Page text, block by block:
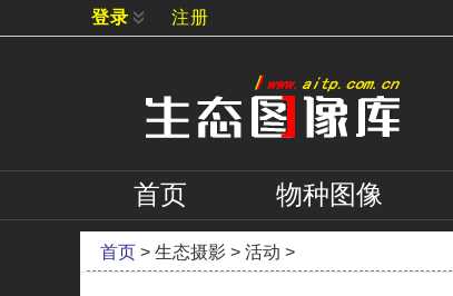
登录 注册
首页 物种图像
首页 > 生态摄影 > 活动 >